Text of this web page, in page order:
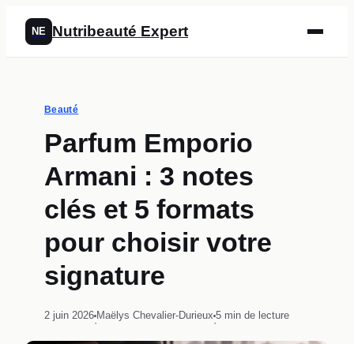
NE Nutribeauté Expert
Beauté
Parfum Emporio
Armani : 3 notes
clés et 5 formats
pour choisir votre
signature
2 juin 2026
·
Maëlys Chevalier-Durieux
·
5 min de lecture